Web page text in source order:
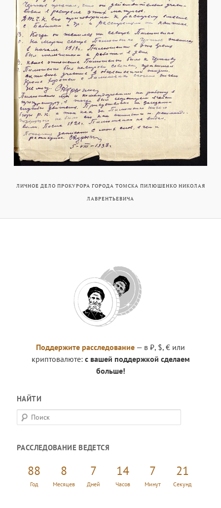
ЛИЧНОЕ ДЕЛО ПРОКУРОРА ГОРОДА ТОМСКА ПИЛЮШЕНКО НИКОЛАЯ
ЛАВРЕНТЬЕВИЧА
Поддержите расследование — в ₽, $, € или
криптовалюте: с вашей поддержкой сделаем
больше!
НАЙТИ
П
о
с
РАССЛЕДОВАНИЕ ВЕДЕТСЯ
88
Год
8
Месяцев
7
Дней
14
Часов
7
Минут
22
Секунд